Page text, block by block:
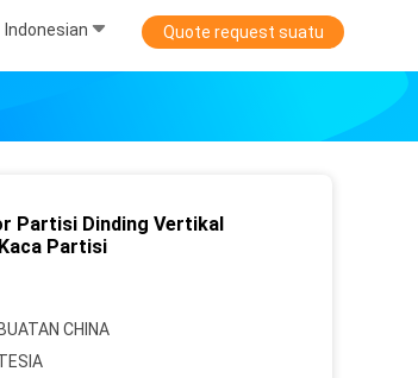
Indonesian Quote request suatu
Partisi Dinding Vertikal
Partisi
BUATAN CHINA